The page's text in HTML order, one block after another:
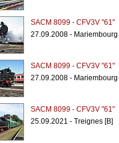
SACM 8099 - CFV3V "61"
27.09.2008 - Mariembourg
SACM 8099 - CFV3V "61"
27.09.2008 - Mariembourg
SACM 8099 - CFV3V "61"
25.09.2021 - Treignes [B]